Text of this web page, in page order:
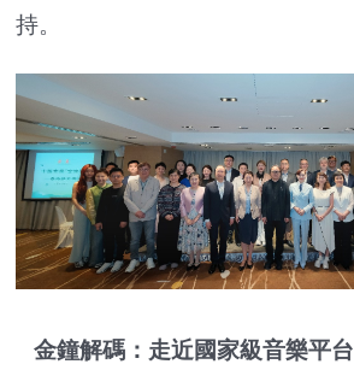
持。
金鐘解碼：走近國家級音樂平台